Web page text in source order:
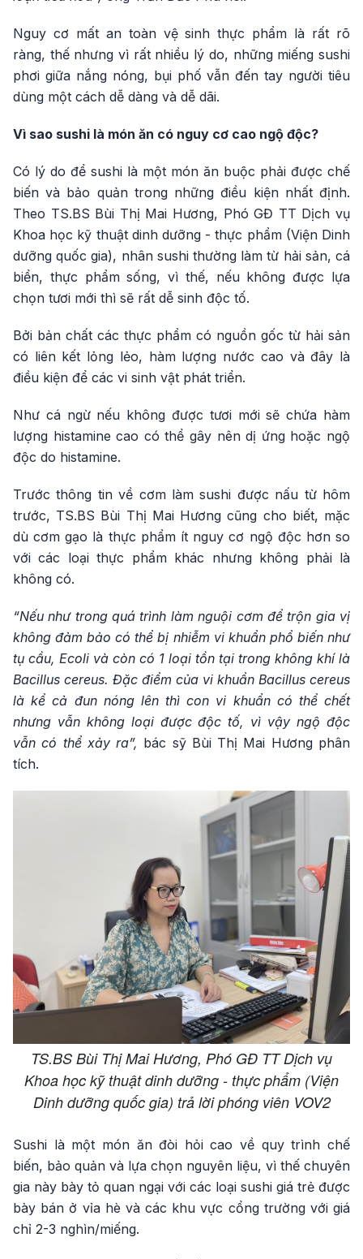
Nguy cơ mất an toàn vệ sinh thực phẩm là rất rõ
ràng, thế nhưng vì rất nhiều lý do, những miếng sushi
phơi giữa nắng nóng, bụi phố vẫn đến tay người tiêu
dùng một cách dễ dàng và dễ dãi.
Vì sao sushi là món ăn có nguy cơ cao ngộ độc?
Có lý do để sushi là một món ăn buộc phải được chế
biến và bảo quản trong những điều kiện nhất định.
Theo TS.BS Bùi Thị Mai Hương, Phó GĐ TT Dịch vụ
Khoa học kỹ thuật dinh dưỡng - thực phẩm (Viện Dinh
dưỡng quốc gia), nhân sushi thường làm từ hải sản, cá
biển, thực phẩm sống, vì thế, nếu không được lựa
chọn tươi mới thì sẽ rất dễ sinh độc tố.
Bởi bản chất các thực phẩm có nguồn gốc từ hải sản
có liên kết lỏng lẻo, hàm lượng nước cao và đây là
điều kiện để các vi sinh vật phát triển.
Như cá ngừ nếu không được tươi mới sẽ chứa hàm
lượng histamine cao có thể gây nên dị ứng hoặc ngộ
độc do histamine.
Trước thông tin về cơm làm sushi được nấu từ hôm
trước, TS.BS Bùi Thị Mai Hương cũng cho biết, mặc
dù cơm gạo là thực phẩm ít nguy cơ ngộ độc hơn so
với các loại thực phẩm khác nhưng không phải là
không có.
“Nếu như trong quá trình làm nguội cơm để trộn gia vị
không đảm bảo có thể bị nhiễm vi khuẩn phổ biến như
tụ cầu, Ecoli và còn có 1 loại tồn tại trong không khí là
Bacillus cereus. Đặc điểm của vi khuẩn Bacillus cereus
là kể cả đun nóng lên thì con vi khuẩn có thể chết
nhưng vẫn không loại được độc tố, vì vậy ngộ độc
vẫn có thể xảy ra”, bác sỹ Bùi Thị Mai Hương phân
tích.
TS.BS Bùi Thị Mai Hương, Phó GĐ TT Dịch vụ
Khoa học kỹ thuật dinh dưỡng - thực phẩm (Viện
Dinh dưỡng quốc gia) trả lời phóng viên VOV2
Sushi là một món ăn đòi hỏi cao về quy trình chế
biến, bảo quản và lựa chọn nguyên liệu, vì thế chuyên
gia này bày tỏ quan ngại với các loại sushi giá trẻ được
bày bán ở vỉa hè và các khu vực cổng trường với giá
chỉ 2-3 nghìn/miếng.